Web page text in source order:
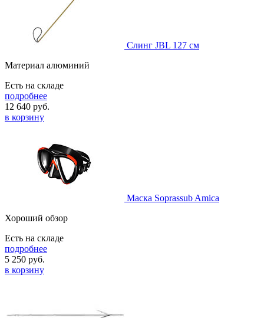
Слинг JBL 127 см
Материал алюминий
Есть на складе
подробнее
12 640 руб.
в корзину
Маска Soprassub Amica
Хороший обзор
Есть на складе
подробнее
5 250 руб.
в корзину